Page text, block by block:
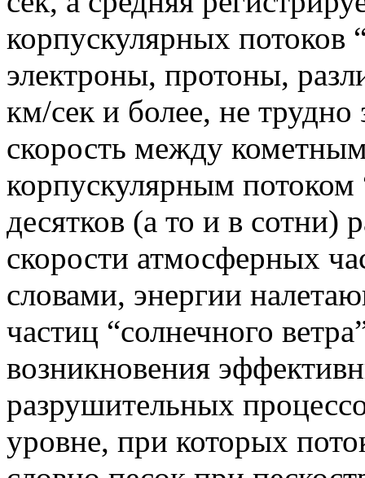
корпускулярных потоков
электроны, протоны,
км/сек и более, не трудно
скорость между
корпускулярным потоком
десятков (а то и в сотни)
скорости атмосферных
словами, энергии
частиц “солнечного
возникновения
разрушительных
уровне, при которых